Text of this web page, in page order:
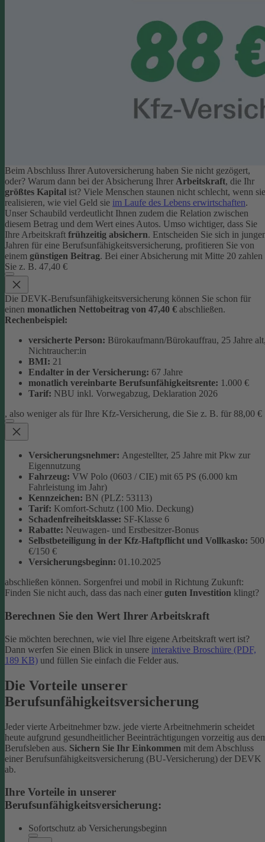
Beim Abschluss Ihrer Autoversicherung haben Sie nicht gezögert,
oder? Warum dann bei der Absicherung Ihrer Arbeitskraft, die Ihr
größtes Kapital ist? Viele Menschen staunen nicht schlecht, wenn sie
realisieren, wie viel Geld sie im Laufe des Lebens erwirtschaften.
Unser Schaubild verdeutlicht Ihnen zudem die Relation zwischen
diesem Betrag und dem Wert eines Autos. Umso wichtiger, dass Sie
Ihre Arbeitskraft frühzeitig absichern. Entscheiden Sie sich in
Jahren für eine Berufsunfähigkeitsversicherung, profitieren Sie von
einem günstigen Beitrag. Bei einer Absicherung mit Mitte 20 zahlen
Sie z. B. 47,40 €
Die DEVK-Berufsunfähigkeitsversicherung können Sie schon für
einen monatlichen Nettobeitrag von 47,40 € abschließen.
Rechenbeispiel:
versicherte Person: Bürokaufmann/Bürokauffrau, 25 Jahre
Nichtraucher:in
BMI: 21
Endalter in der Versicherung: 67 Jahre
monatlich vereinbarte Berufsunfähigkeitsrente: 1.000 €
Tarif: NBU inkl. Vorwegabzug, Deklaration 2026
, also weniger als für Ihre Kfz-Versicherung, die Sie z. B. für 88,00 €
Versicherungsnehmer: Angestellter, 25 Jahre mit Pkw zur
Eigennutzung
Fahrzeug: VW Polo (0603 / CIE) mit 65 PS (6.000 km
Fahrleistung im Jahr)
Kennzeichen: BN (PLZ: 53113)
Tarif: Komfort-Schutz (100 Mio. Deckung)
Schadenfreiheitsklasse: SF-Klasse 6
Rabatte: Neuwagen- und Erstbesitzer-Bonus
Selbstbeteiligung in der Kfz-Haftpflicht und Vollkasko: 500
€/150 €
Versicherungsbeginn: 01.10.2025
abschließen können. Sorgenfrei und mobil in Richtung Zukunft:
Finden Sie nicht auch, dass das nach einer guten Investition klingt?
Berechnen Sie den Wert Ihrer Arbeitskraft
Sie möchten berechnen, wie viel Ihre eigene Arbeitskraft wert ist?
Dann werfen Sie einen Blick in unsere interaktive Broschüre (PDF,
189 KB) und füllen Sie einfach die Felder aus.
Die Vorteile unserer
Berufsunfähigkeitsversicherung
Jeder vierte Arbeitnehmer bzw. jede vierte Arbeitnehmerin scheidet
heute aufgrund gesundheitlicher Beeinträchtigungen vorzeitig aus
Berufsleben aus. Sichern Sie Ihr Einkommen mit dem Abschluss
einer Berufsunfähigkeitsversicherung (BU-Versicherung) der DEVK
ab.
Ihre Vorteile in unserer
Berufsunfähigkeitsversicherung:
Sofortschutz ab Versicherungsbeginn